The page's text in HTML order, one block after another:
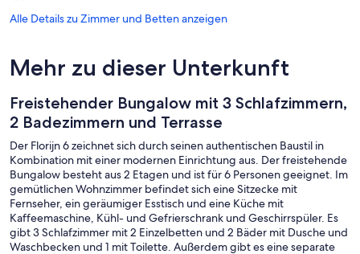
Alle Details zu Zimmer und Betten anzeigen
Mehr zu dieser Unterkunft
Freistehender Bungalow mit 3 Schlafzimmern,
2 Badezimmern und Terrasse
Der Florijn 6 zeichnet sich durch seinen authentischen Baustil in
Kombination mit einer modernen Einrichtung aus. Der freistehende
Bungalow besteht aus 2 Etagen und ist für 6 Personen geeignet. Im
gemütlichen Wohnzimmer befindet sich eine Sitzecke mit
Fernseher, ein geräumiger Esstisch und eine Küche mit
Kaffeemaschine, Kühl- und Gefrierschrank und Geschirrspüler. Es
gibt 3 Schlafzimmer mit 2 Einzelbetten und 2 Bäder mit Dusche und
Waschbecken und 1 mit Toilette. Außerdem gibt es eine separate